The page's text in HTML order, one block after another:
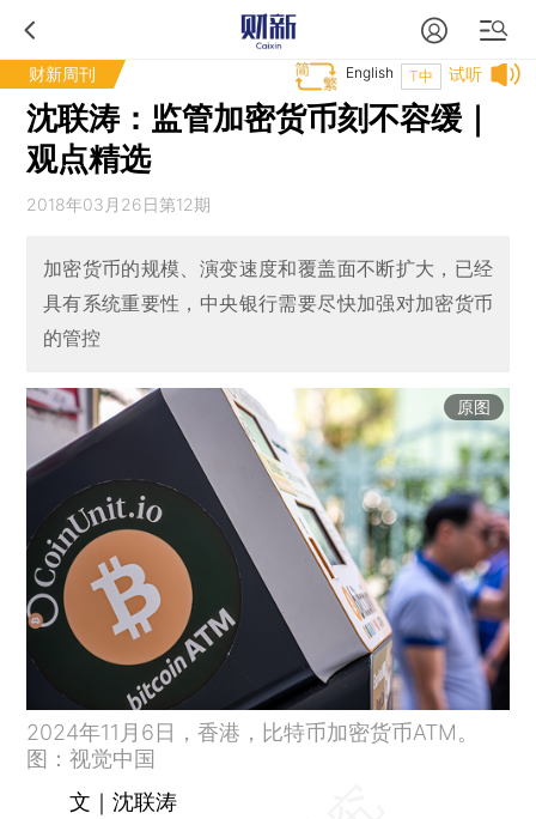
财新周刊 试听
T中
English
沈联涛：监管加密货币刻不容缓｜
观点精选
2018年03月26日第12期
加密货币的规模、演变速度和覆盖面不断扩大，已经
具有系统重要性，中央银行需要尽快加强对加密货币
的管控
原图
2024年11月6日，香港，比特币加密货币ATM。
图：视觉中国
文｜沈联涛